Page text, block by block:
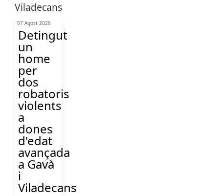
07 Agost 2026
Detingut
un
home
per
dos
robatoris
violents
a
dones
d'edat
avançada
a Gavà
i
Viladecans